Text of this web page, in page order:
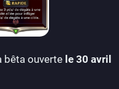
bêta ouverte le 30 avril